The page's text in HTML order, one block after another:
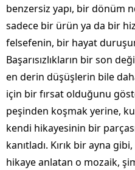
benzersiz yapı, bir dönüm
sadece bir ürün ya da bir
felsefenin, bir hayat
Başarısızlıkların bir son
en derin düşüşlerin bile
için bir fırsat olduğunu
peşinden koşmak yerine,
kendi hikayesinin bir
kanıtladı. Kırık bir ayna
hikaye anlatan o mozaik,